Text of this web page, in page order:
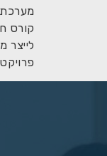
מערכת HYDROFLOW: מכשיר אחד שתורם לבריאות וחוסך בעלויות התפעול מערכות מים;
קורס
לייצר
פרויקט